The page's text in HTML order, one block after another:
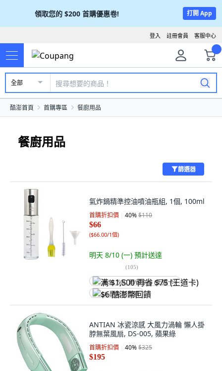
領取您的 $200 首購優惠卷! 打開 App
客服中心
註冊會員
登入
全部
酷澎首頁 首購專區 餐廚用品
餐廚用品
篩選器
氣炸鍋精準控油噴油瓶組, 1個, 100ml
首購折扣價 40%$110
$66
($66.00/1個)
明天 8/10 (一) 預計送達
(105)
满 $1,500 再省 $75 (王道卡)
$6 酷澎幣回饋
ANTIAN 冰瓷涼感 大風力渦輪 懶人掛
脖無葉風扇, DS-005, 蘋果綠
首購折扣價 40%$325
$195